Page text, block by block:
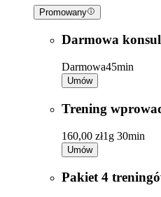
Promowany
Darmowa
Darmowa45min
Umów
Trening
160,00 zł1g 30min
Umów
Pakiet 4